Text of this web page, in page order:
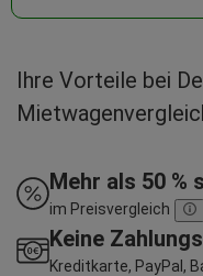
Ihre Vorteile bei
Mehr als 50 %
im Preisvergleich
Keine
Kreditkarte, PayPal,